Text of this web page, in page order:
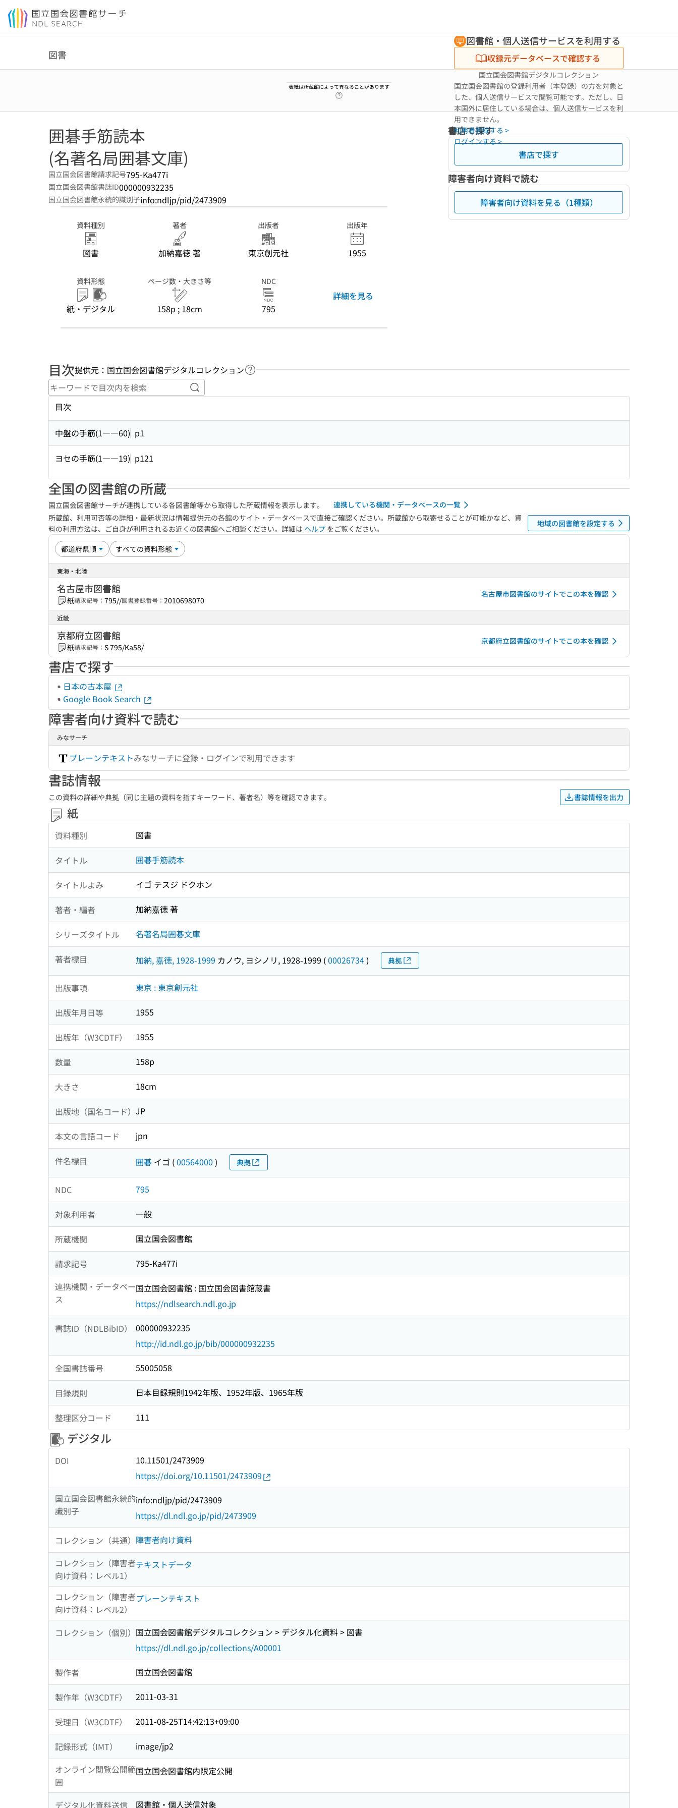
本文へ移動
図書
表紙は所蔵館によって異なることがあります
図書館・個人送信サービスを利用する
収録元データベースで確認する
国立国会図書館デジタルコレクション
国立国会図書館の登録利用者（本登録）の方を対象と
した、個人送信サービスで閲覧可能です。ただし、日
本国外に居住している場合は、個人送信サービスを利
用できません。
利用者登録する >
ログインする >
囲碁手筋読本
(名著名局囲碁文庫)
国立国会図書館請求記号795-Ka477i
国立国会図書館書誌ID000000932235
国立国会図書館永続的識別子info:ndljp/pid/2473909
資料種別
図書
著者
加納嘉徳 著
出版者
東京創元社
出版年
1955
資料形態
紙・デジタル
ページ数・大きさ等
158p ; 18cm
NDC
795
詳細を見る
書店で探す
書店で探す
障害者向け資料で読む
障害者向け資料を見る（1種類）
目次提供元：国立国会図書館デジタルコレクション ヘルプページへのリンク
キーワードで目次内を検索
目次
中盤の手筋(1――60) p1
ヨセの手筋(1――19) p121
全国の図書館の所蔵
国立国会図書館サーチが連携している各図書館等から取得した所蔵情報を表示します。
連携している機関・データベースの一覧
所蔵館、利用可否等の詳細・最新状況は情報提供元の各館のサイト・データベースで直接ご確認ください。所蔵館から取寄せることが可能かなど、資
料の利用方法は、ご自身が利用されるお近くの図書館へご相談ください。詳細は ヘルプ をご覧ください。
地域の図書館を設定する
東海・北陸
名古屋市図書館
紙請求記号： 795//図書登録番号： 2010698070
名古屋市図書館のサイトでこの本を確認
近畿
京都府立図書館
紙請求記号： S 795/Ka58/
京都府立図書館のサイトでこの本を確認
書店で探す
日本の古本屋
Google Book Search
障害者向け資料で読む
みなサーチ
プレーンテキストみなサーチに登録・ログインで利用できます
書誌情報
この資料の詳細や典拠（同じ主題の資料を指すキーワード、著者名）等を確認できます。 書誌情報を出力
紙
資料種別 図書
タイトル 囲碁手筋読本
タイトルよみ イゴ テスジ ドクホン
著者・編者 加納嘉徳 著
シリーズタイトル 名著名局囲碁文庫
著者標目 加納, 嘉徳, 1928-1999 カノウ, ヨシノリ, 1928-1999 (00026734) 典拠
出版事項 東京 : 東京創元社
出版年月日等 1955
出版年（W3CDTF） 1955
数量 158p
大きさ 18cm
出版地（国名コード） JP
本文の言語コード jpn
件名標目 囲碁 イゴ (00564000 ) 典拠
NDC 795
対象利用者 一般
所蔵機関 国立国会図書館
請求記号
795-Ka477i
連携機関・データベー
ス
国立国会図書館 : 国立国会図書館蔵書
https://ndlsearch.ndl.go.jp
書誌ID（NDLBibID）
000000932235
http://id.ndl.go.jp/bib/000000932235
全国書誌番号 55005058
目録規則 日本目録規則1942年版、1952年版、1965年版
整理区分コード 111
デジタル
DOI
10.11501/2473909
https://doi.org/10.11501/2473909
国立国会図書館永続的
識別子
info:ndljp/pid/2473909
https://dl.ndl.go.jp/pid/2473909
コレクション（共通） 障害者向け資料
コレクション（障害者
向け資料：レベル1）
テキストデータ
コレクション（障害者
向け資料：レベル2）
プレーンテキスト
コレクション（個別） 国立国会図書館デジタルコレクション > デジタル化資料 > 図書
https://dl.ndl.go.jp/collections/A00001
製作者 国立国会図書館
製作年（W3CDTF） 2011-03-31
受理日（W3CDTF） 2011-08-25T14:42:13+09:00
記録形式（IMT）
image/jp2
オンライン閲覧公開範
囲
国立国会図書館内限定公開
デジタル化資料送信 図書館・個人送信対象